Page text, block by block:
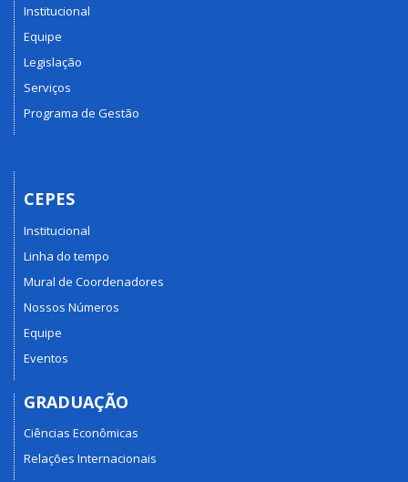
Institucional
Equipe
Legislação
Serviços
Programa de Gestão
CEPES
Institucional
Linha do tempo
Mural de Coordenadores
Nossos Números
Equipe
Eventos
GRADUAÇÃO
Ciências Econômicas
Relações Internacionais